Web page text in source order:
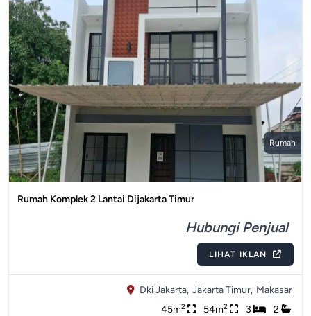
Rumah
Rumah Komplek 2 Lantai Dijakarta Timur
Hubungi Penjual
LIHAT IKLAN
Dki Jakarta, Jakarta Timur, Makasar
45m2 54m2 3 2